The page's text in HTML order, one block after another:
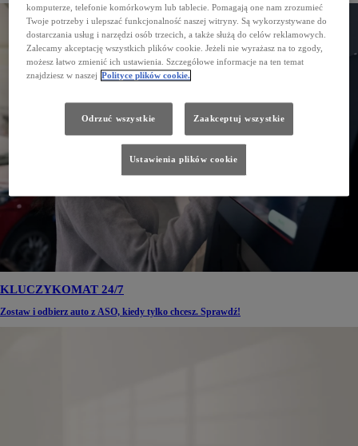
KLUCZYKOMAT 24/7
Zostaw i odbierz auto z ASO, kiedy tylko chcesz. Sprawdź!
komputerze, telefonie komórkowym lub tablecie. Pomagają one nam zrozumieć
Twoje potrzeby i ulepszać funkcjonalność naszej witryny. Są wykorzystywane do
dostarczania usług i narzędzi osób trzecich, a także służą do celów reklamowych.
Zalecamy akceptację wszystkich plików cookie. Jeżeli nie wyrażasz na to zgody,
możesz łatwo zmienić ich ustawienia. Szczegółowe informacje na ten temat
znajdziesz w naszej Polityce plików cookie.
Odrzuć wszystkie Zaakceptuj wszystkie
Ustawienia plików cookie